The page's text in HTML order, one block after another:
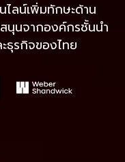
ลน์เพิ่มทักษะด้าน
นุนจากองค์กรชั้นนำ
ธุรกิจของไทย